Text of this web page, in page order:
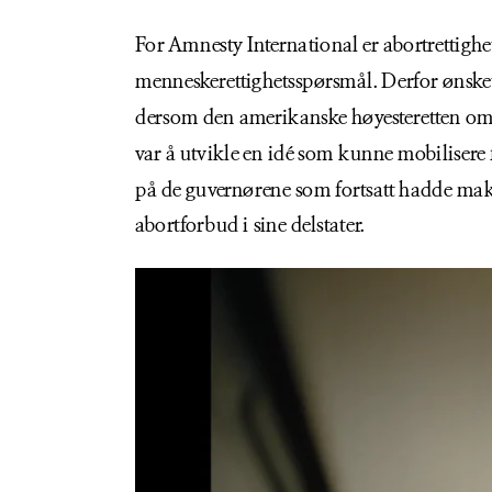
For Amnesty International er
menneskerettighetsspørsmål. Derfor
dersom den amerikanske høyesteretten
var å utvikle en idé som kunne
på de guvernørene som fortsatt hadde
abortforbud i sine delstater.